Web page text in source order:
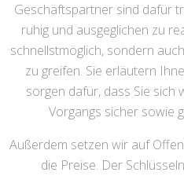
Geschäftspartner sind dafür
ruhig und ausgeglichen zu
schnellstmöglich, sondern
zu greifen. Sie erläutern
sorgen dafür, dass Sie sich
Vorgangs sicher sowie
Außerdem setzen wir auf
die Preise. Der